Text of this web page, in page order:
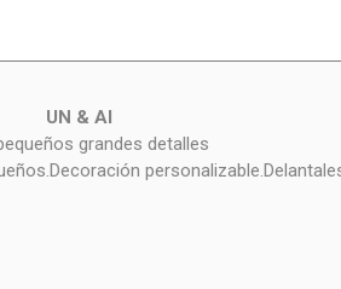
UN & AI
grandes detalles